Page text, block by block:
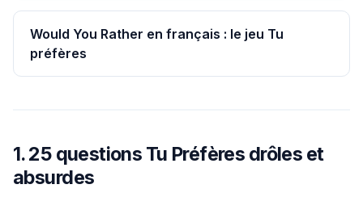
Would You Rather en français : le jeu Tu
préfères
1. 25 questions Tu Préfères drôles et
absurdes